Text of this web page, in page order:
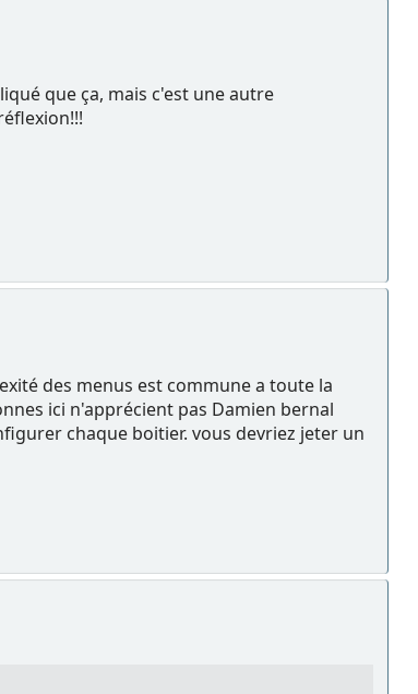
que ça, mais c'est une autre
des menus est commune a toute la
ici n'apprécient pas Damien bernal
chaque boitier. vous devriez jeter un